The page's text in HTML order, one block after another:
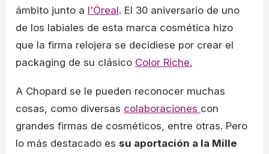
ámbito junto a l'Óreal. El 30 aniversario de uno
de los labiales de esta marca cosmética hizo
que la firma relojera se decidiese por crear el
packaging de su clásico Color Riche.
A Chopard se le pueden reconocer muchas
cosas, como diversas colaboraciones con
grandes firmas de cosméticos, entre otras. Pero
lo más destacado es su aportación a la Mille